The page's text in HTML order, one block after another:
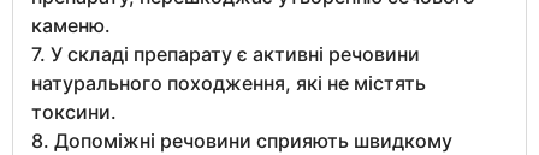
каменю.
7. У складі препарату є активні речовини
натурального походження, які не містять
токсини.
8. Допоміжні речовини сприяють швидкому